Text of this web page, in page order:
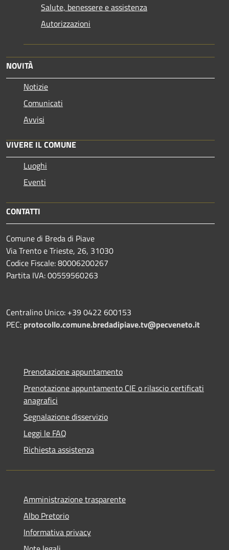
Salute, benessere e assistenza
Autorizzazioni
NOVITÀ
Notizie
Comunicati
Avvisi
VIVERE IL COMUNE
Luoghi
Eventi
CONTATTI
Comune di Breda di Piave
Via Trento e Trieste, 26, 31030
Codice Fiscale: 80006200267
Partita IVA: 00559560263
Centralino Unico: +39 0422 600153
PEC: protocollo.comune.bredadipiave.tv@pecveneto.it
Prenotazione appuntamento
Prenotazione appuntamento CIE o rilascio certificati
anagrafici
Segnalazione disservizio
Leggi le FAQ
Richiesta assistenza
Amministrazione trasparente
Albo Pretorio
Informativa privacy